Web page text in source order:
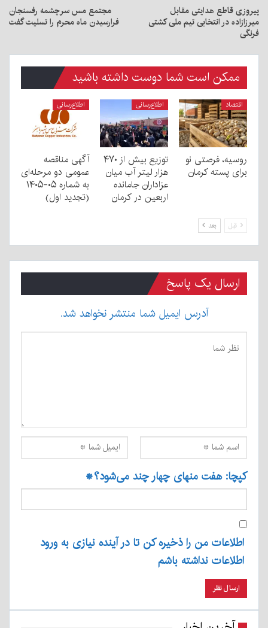
پیروزی قاطع هدایتی مقابل
میرزازاده در انتخابی تیم ملی کشتی
فرنگی
مجتمع مس سرچشمه رفسنجان
فرارسیدن ماه محرم را تسلیت گفت
ممکن است شما دوست داشته باشید
اقتصاد
روسیه، فرصتی نو
برای پسته کرمان
اطلاع‌رسانی
توزیع بیش از ۴۷۰
هزار لیتر آب میان
عزاداران جامانده
اربعین در کرمان
اطلاع‌رسانی
آگهی مناقصه
عمومی دو مرحله‌ای
به شماره ۰۵-۱۴۰۵
(تجدید اول)
قبل بعد
ارسال یک پاسخ
آدرس ایمیل شما منتشر نخواهد شد.
کپچا: هفت منهای چهار چند می‌شود؟*
اطلاعات من را ذخیره کن تا در آینده نیازی به ورود
اطلاعات نداشته باشم